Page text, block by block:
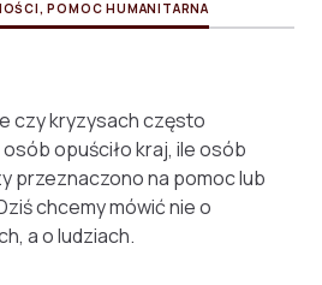
,POMOC HUMANITARNA
czy kryzysach często
opuściło kraj, ile osób
przeznaczono na pomoc lub
chcemy mówić nie o
a o ludziach.